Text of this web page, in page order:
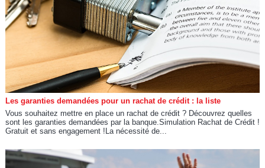
Les garanties demandées pour un rachat de crédit : la liste
Vous souhaitez mettre en place un rachat de crédit ? Découvrez quelles
sont les garanties demandées par la banque.Simulation Rachat de Crédit !
Gratuit et sans engagement !La nécessité de...